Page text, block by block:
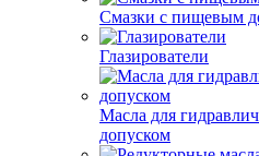
Смазки с пищевым
Глазирователи
Масла для
допуском